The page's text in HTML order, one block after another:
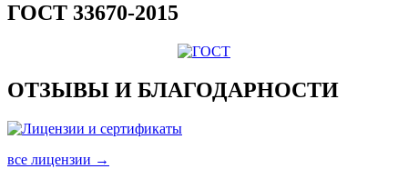
ГОСТ 33670-2015
ОТЗЫВЫ И БЛАГОДАРНОСТИ
все лицензии →